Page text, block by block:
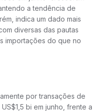
a tendência de
indica um dado mais
diversas das pautas
importações do que no
por transações de
bi em junho, frente a